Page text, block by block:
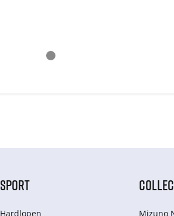
SPORT
Hardlopen Mizuno